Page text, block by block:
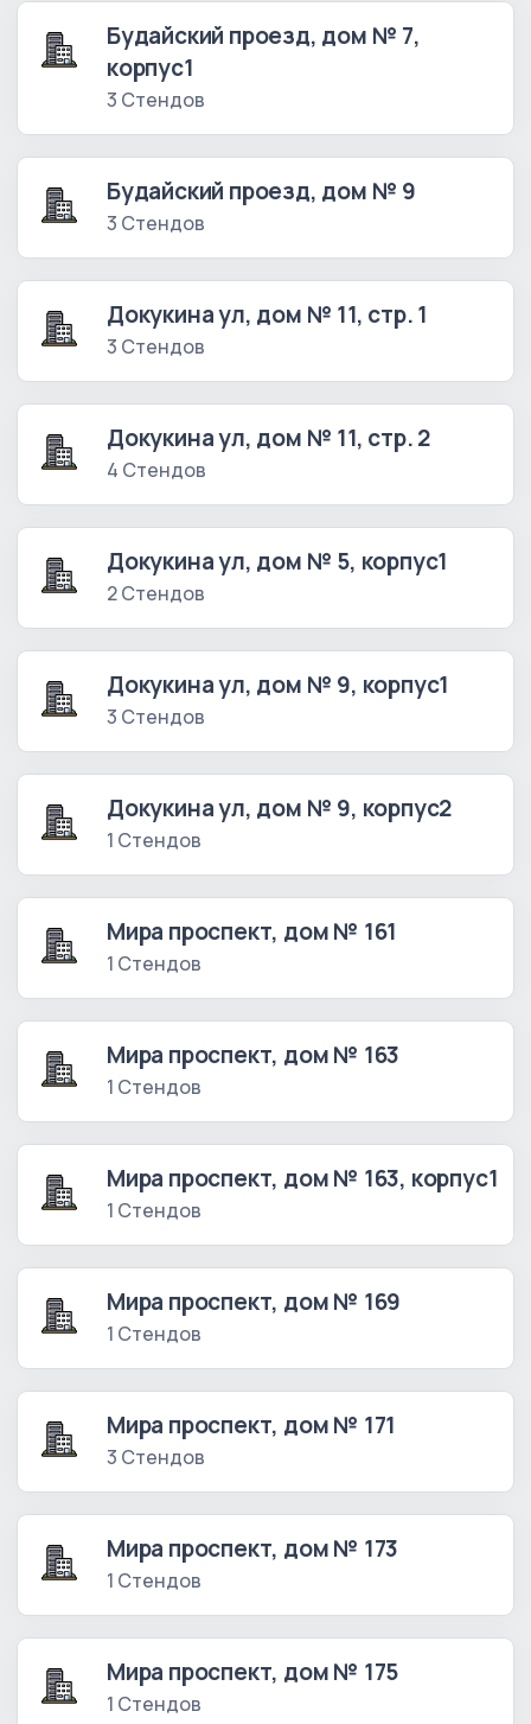
Будайский проезд, дом № 7,
корпус1
3 Стендов
Будайский проезд, дом № 9
3 Стендов
Докукина ул, дом № 11, стр. 1
3 Стендов
Докукина ул, дом № 11, стр. 2
4 Стендов
Докукина ул, дом № 5, корпус1
2 Стендов
Докукина ул, дом № 9, корпус1
3 Стендов
Докукина ул, дом № 9, корпус2
1 Стендов
Мира проспект, дом № 161
1 Стендов
Мира проспект, дом № 163
1 Стендов
Мира проспект, дом № 163, корпус1
1 Стендов
Мира проспект, дом № 169
1 Стендов
Мира проспект, дом № 171
3 Стендов
Мира проспект, дом № 173
1 Стендов
Мира проспект, дом № 175
1 Стендов